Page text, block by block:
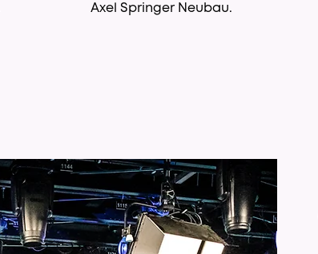
Axel Springer Neubau.